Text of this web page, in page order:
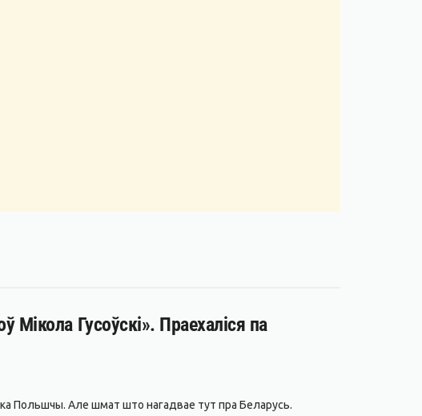
Мікола Гусоўскі». Праехаліся па
Польшчы. Але шмат што нагадвае тут пра Беларусь.